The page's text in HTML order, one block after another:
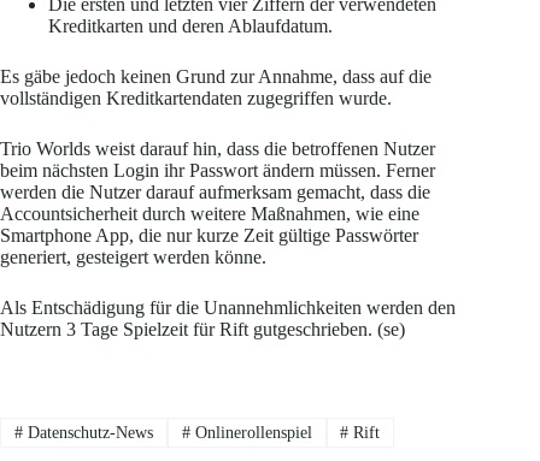
Die ersten und letzten vier Ziffern der verwendeten
Kreditkarten und deren Ablaufdatum.
Es gäbe jedoch keinen Grund zur Annahme, dass auf die
vollständigen Kreditkartendaten zugegriffen wurde.
Trio Worlds weist darauf hin, dass die betroffenen Nutzer
beim nächsten Login ihr Passwort ändern müssen. Ferner
werden die Nutzer darauf aufmerksam gemacht, dass die
Accountsicherheit durch weitere Maßnahmen, wie eine
Smartphone App, die nur kurze Zeit gültige Passwörter
generiert, gesteigert werden könne.
Als Entschädigung für die Unannehmlichkeiten werden den
Nutzern 3 Tage Spielzeit für Rift gutgeschrieben. (se)
#Datenschutz-News #Onlinerollenspiel # Rift